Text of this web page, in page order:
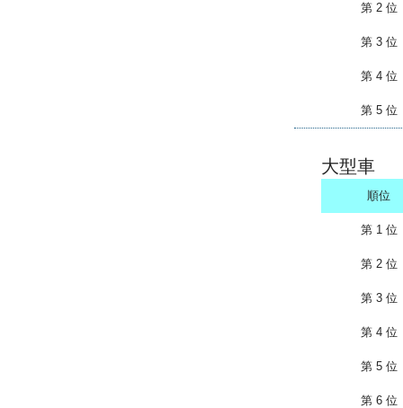
第 2 位
第 3 位
第 4 位
第 5 位
大型車
順位
第 1 位
第 2 位
第 3 位
第 4 位
第 5 位
第 6 位